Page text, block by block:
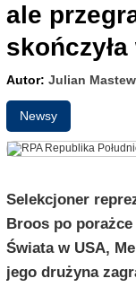
ale
Autor: Julian
Newsy
Selekcjoner
Broos po
Świata w USA,
jego drużyna